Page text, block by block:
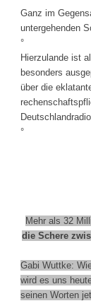
Ganz im
untergehenden
°
Hierzulande ist
besonders
über die
°
Mehr als 32
die Schere
Gabi Wuttke:
wird es uns
seinen Worten